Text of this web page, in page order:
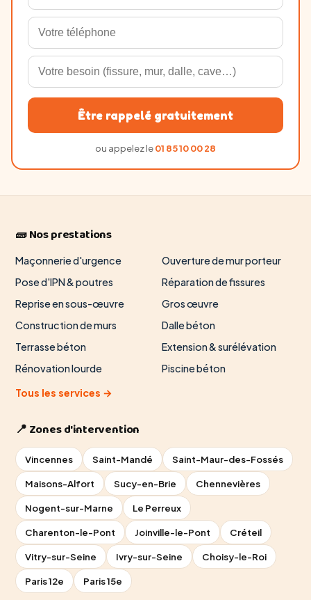
Être rappelé gratuitement
ou appelez le01 85 10 00 28
🧱 Nos prestations
Maçonnerie d'urgence
Ouverture de mur porteur
Pose d'IPN & poutres
Réparation de fissures
Reprise en sous-œuvre
Gros œuvre
Construction de murs
Dalle béton
Terrasse béton
Extension & surélévation
Rénovation lourde
Piscine béton
Tous les services →
📍 Zones d'intervention
Vincennes Saint-Mandé Saint-Maur-des-Fossés
Maisons-Alfort Sucy-en-Brie Chennevières
Nogent-sur-Marne Le Perreux
Charenton-le-Pont Joinville-le-Pont Créteil
Vitry-sur-Seine Ivry-sur-Seine Choisy-le-Roi
Paris 12e Paris 15e